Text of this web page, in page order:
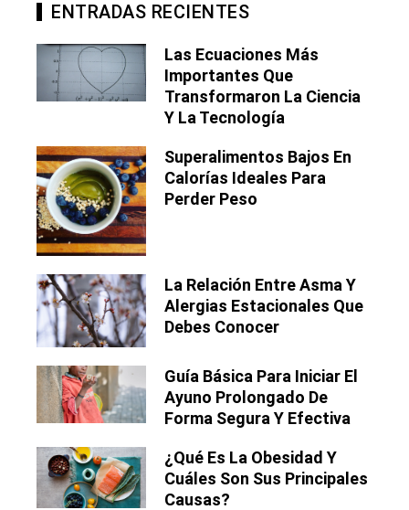
ENTRADAS RECIENTES
Las Ecuaciones Más
Importantes Que
Transformaron La Ciencia
Y La Tecnología
Superalimentos Bajos En
Calorías Ideales Para
Perder Peso
La Relación Entre Asma Y
Alergias Estacionales Que
Debes Conocer
Guía Básica Para Iniciar El
Ayuno Prolongado De
Forma Segura Y Efectiva
¿Qué Es La Obesidad Y
Cuáles Son Sus Principales
Causas?